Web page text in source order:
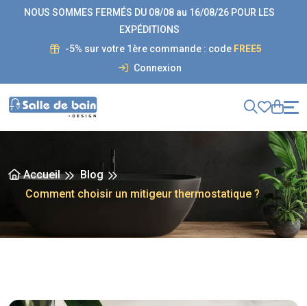
NOUS SOMMES FERMÉS DU 08/08 au 16/08/26 POUR LES
EXPÉDITIONS
-5% sur votre 1ère commande : code FREE5
Connexion
Accueil
Blog
Comment choisir un mitigeur thermostatique ?